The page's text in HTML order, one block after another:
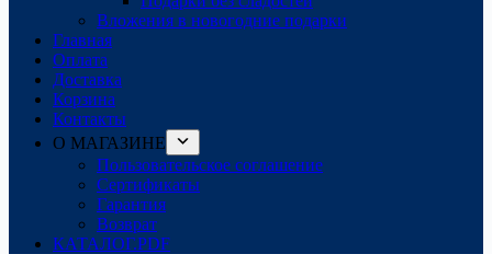
Вложения в новогодние подарки
Главная
Оплата
Доставка
Корзина
Контакты
О МАГАЗИНЕ
Пользовательское соглашение
Сертификаты
Гарантия
Возврат
КАТАЛОГ.PDF